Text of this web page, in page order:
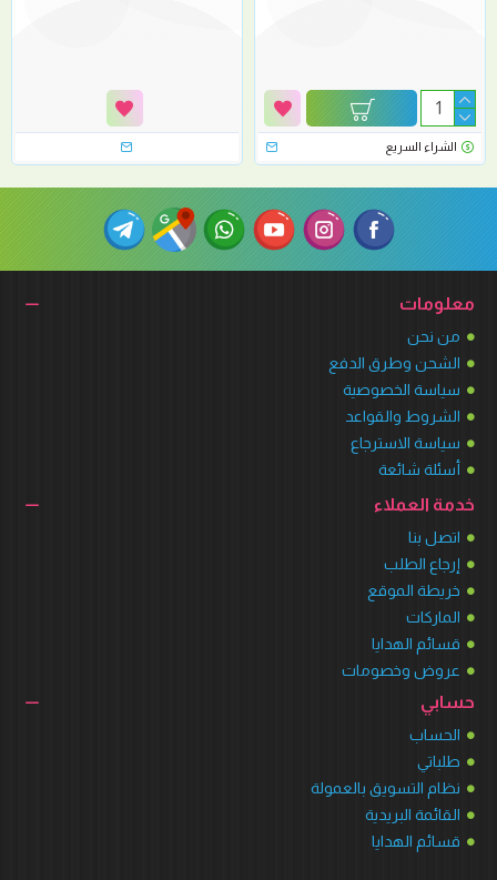
الشراء السريع
معلومات
من نحن
الشحن وطرق الدفع
سياسة الخصوصية
الشروط والقواعد
سياسة الاسترجاع
أسئلة شائعة
خدمة العملاء
اتصل بنا
إرجاع الطلب
خريطة الموقع
الماركات
قسائم الهدايا
عروض وخصومات
حسابي
الحساب
طلباتي
نظام التسويق بالعمولة
القائمة البريدية
قسائم الهدايا